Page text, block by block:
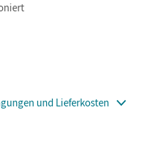
und Lieferkosten